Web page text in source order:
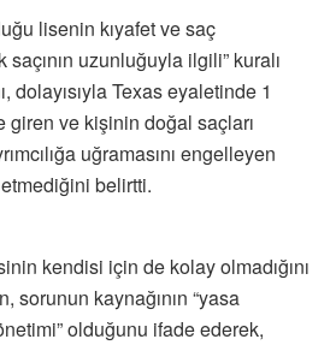
lisenin kıyafet ve saç
uzunluğuyla ilgili” kuralı
dolayısıyla Texas eyaletinde 1
giren ve kişinin doğal saçları
uğramasını engelleyen
etmediğini belirtti.
kendisi için de kolay olmadığını
sorunun kaynağının “yasa
olduğunu ifade ederek,